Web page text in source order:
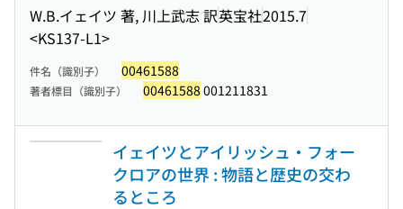
W.B.イェイツ 著, 川上武志 訳英宝社2015.7
<KS137-L1>
件名（識別子） 00461588
著者標目（識別子） 00461588 001211831
イェイツとアイリッシュ・フォー
クロアの世界 : 物語と歴史の交わ
るところ